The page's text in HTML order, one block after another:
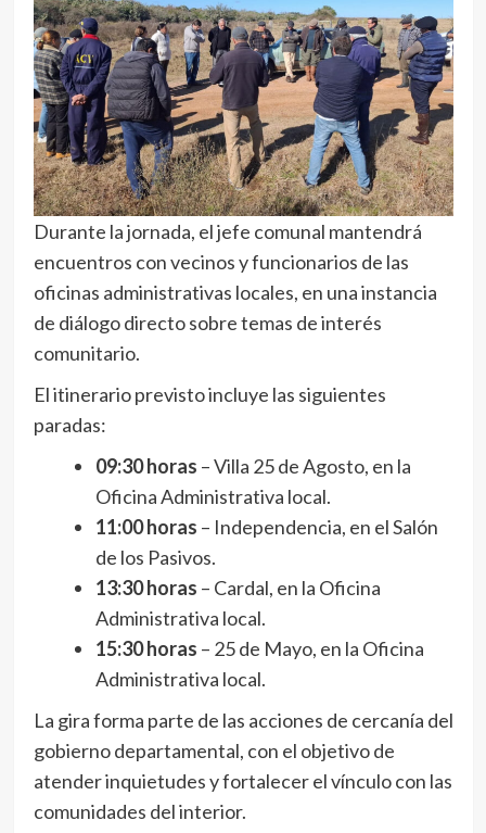
Durante la jornada, el jefe comunal mantendrá
encuentros con vecinos y funcionarios de las
oficinas administrativas locales, en una instancia
de diálogo directo sobre temas de interés
comunitario.
El itinerario previsto incluye las siguientes
paradas:
09:30 horas – Villa 25 de Agosto, en la
Oficina Administrativa local.
11:00 horas – Independencia, en el Salón
de los Pasivos.
13:30 horas – Cardal, en la Oficina
Administrativa local.
15:30 horas – 25 de Mayo, en la Oficina
Administrativa local.
La gira forma parte de las acciones de cercanía del
gobierno departamental, con el objetivo de
atender inquietudes y fortalecer el vínculo con las
comunidades del interior.